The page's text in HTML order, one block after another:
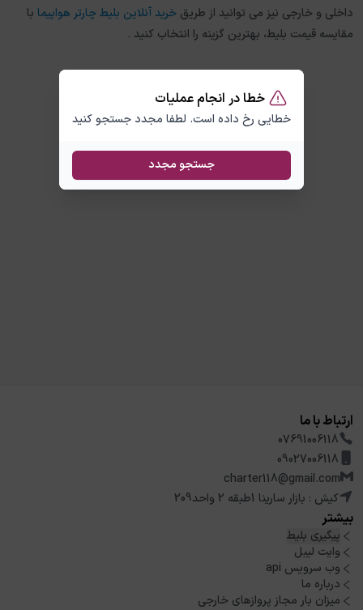
خطا در انجام عملیات
خطایی رخ داده است. لطفا مجدد جستجو کنید
جستجو مجدد
داخلی و خارجی نیز می توانید از طریق خرید آنلاین بلیط چارتر هواپیما با
مقایسه قیمت بلیط، بهترین گزینه را انتخاب کنید .
ارتباط با ما
07691006118
09027006118
charter118@gmail.com
کیش : بازار سارینا 1طبقه 2 واحد209
بیشتر
پیگیری بلیط
وایت لیبل
وب سرویس api
درباره ما
میزان بار مجاز پروازهای خارجی